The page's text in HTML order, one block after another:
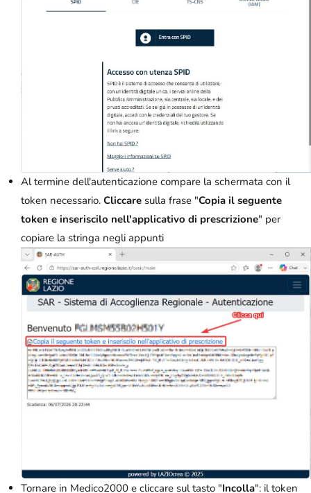
Al termine dell'autenticazione compare la schermata con il
token necessario. Cliccare sulla frase "Copia il seguente
token e inseriscilo nell'applicativo di prescrizione" per
copiare la stringa negli appunti
Tornare in Medico2000 e cliccare sul tasto "Incolla": il token